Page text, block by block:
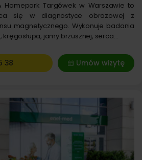
Homepark Targówek w Warszawie to
się w diagnostyce obrazowej z
magnetycznego. Wykonuje badania
kręgosłupa, jamy brzusznej, serca…
Umów wizytę
38